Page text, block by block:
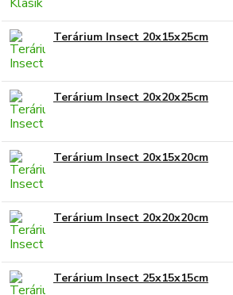
Terárium Insect 20x15x25cm
Terárium Insect 20x20x25cm
Terárium Insect 20x15x20cm
Terárium Insect 20x20x20cm
Terárium Insect 25x15x15cm